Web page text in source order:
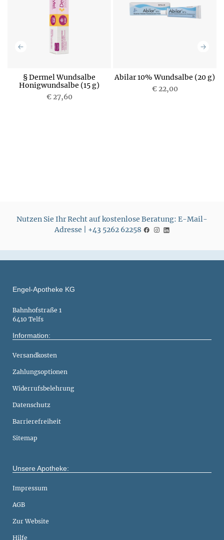
§ Dermel Wundsalbe
Honigwundsalbe (15 g)
€ 27,60
Abilar 10% Wundsalbe (20 g)
€ 22,00
Nutzen Sie Ihr Recht auf kostenlose Beratung: E-Mail-
Adresse | +43 5262 62258
Engel-Apotheke KG
Bahnhofstraße 1
6410 Telfs
Information:
Versandkosten
Zahlungsoptionen
Widerrufsbelehrung
Datenschutz
Barrierefreiheit
Sitemap
Unsere Apotheke:
Impressum
AGB
Zur Website
Hilfe